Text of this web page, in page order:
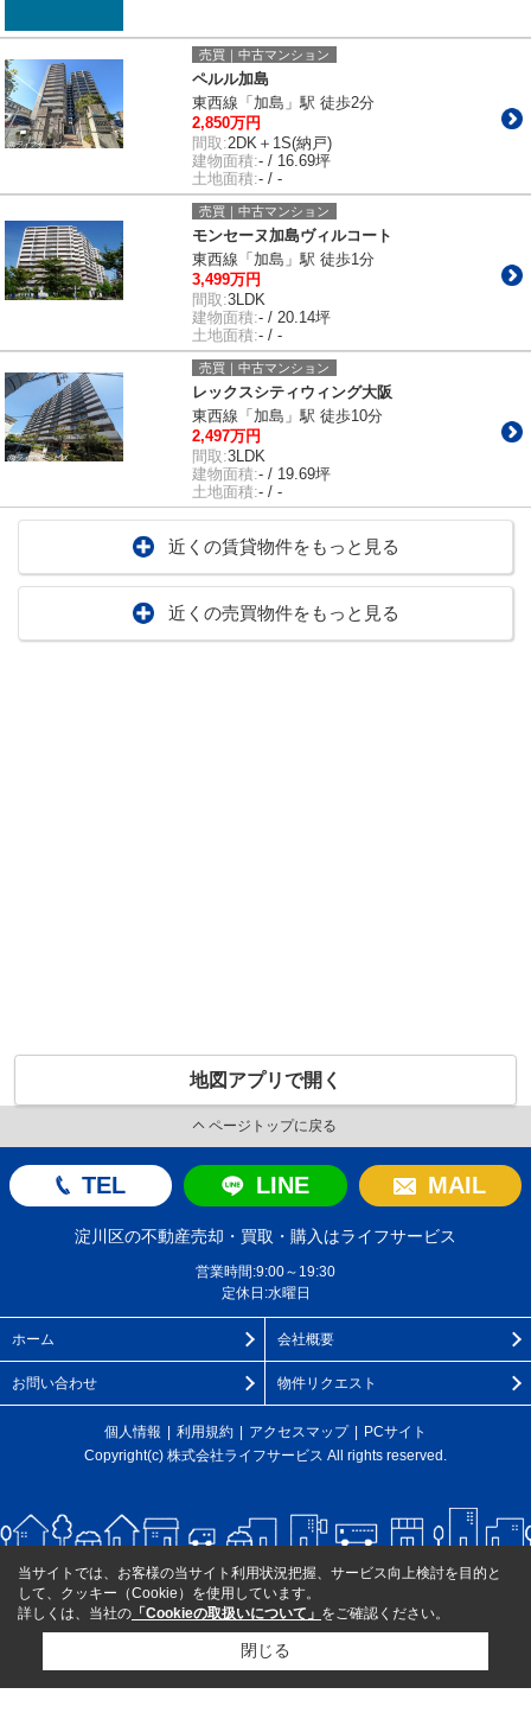
売買｜中古マンション
ペルル加島
東西線「加島」駅 徒歩2分
2,850万円
間取:2DK＋1S(納戸)
建物面積:- / 16.69坪
土地面積:- / -
売買｜中古マンション
モンセーヌ加島ヴィルコート
東西線「加島」駅 徒歩1分
3,499万円
間取:3LDK
建物面積:- / 20.14坪
土地面積:- / -
売買｜中古マンション
レックスシティウィング大阪
東西線「加島」駅 徒歩10分
2,497万円
間取:3LDK
建物面積:- / 19.69坪
土地面積:- / -
近くの賃貸物件をもっと見る
近くの売買物件をもっと見る
地図アプリで開く
ページトップに戻る
TEL LINE MAIL
淀川区の不動産売却・買取・購入はライフサービス
営業時間:9:00～19:30
定休日:水曜日
ホーム 会社概要
お問い合わせ 物件リクエスト
個人情報 利用規約 アクセスマップ
PCサイト
Copyright(c) 株式会社ライフサービス All rights reserved.
当サイトでは、お客様の当サイト利用状況把握、サービス向上検討を目的と
して、クッキー（Cookie）を使用しています。
詳しくは、当社の 「Cookieの取扱いについて」 をご確認ください。
閉じる